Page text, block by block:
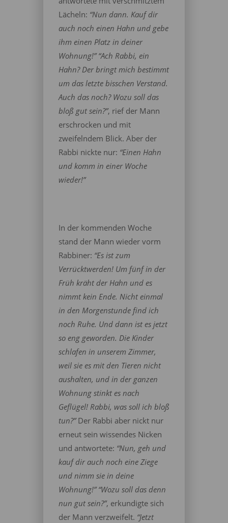
Lächeln: “Nun dann. Kauf dir
auch noch einen Hahn und gebe
ihm einen Platz in deiner
Wohnung!” “Ach Rabbi, ein
Hahn? Der bringt mich bestimmt
um das letzte bisschen Verstand.
Auch das noch? Wozu soll das
bloß gut sein?”, rief der Mann
erschrocken und mit
zweifelndem Blick. Aber der
Rabbi nickte nur: “Einen Hahn
und komm in einer Woche
wieder!”
In der kommenden Woche
stand der Mann wieder vorm
Rabbiner: “Es ist zum
Verrücktwerden! Um fünf in der
Früh kräht der Hahn und es
nimmt kein Ende. Nicht einmal
in den Morgenstunde find ich
noch Ruhe. Und dann ist es jetzt
so eng geworden. Die Kinder
schlafen in unserem Zimmer,
weil sie es mit den Tieren nicht
aushalten, und in der ganzen
Wohnung stinkt es nach
Geflügel! Rabbi, was soll ich bloß
tun?”Der Rabbi aber nickt nur
erneut sein wissendes Nicken
und antwortete: “Nun, geh und
kauf dir auch noch eine Ziege
und nimm sie in deine
Wohnung!” “Wozu soll das denn
nun gut sein?”, erkundigte sich
der Mann verzweifelt. “Jetzt